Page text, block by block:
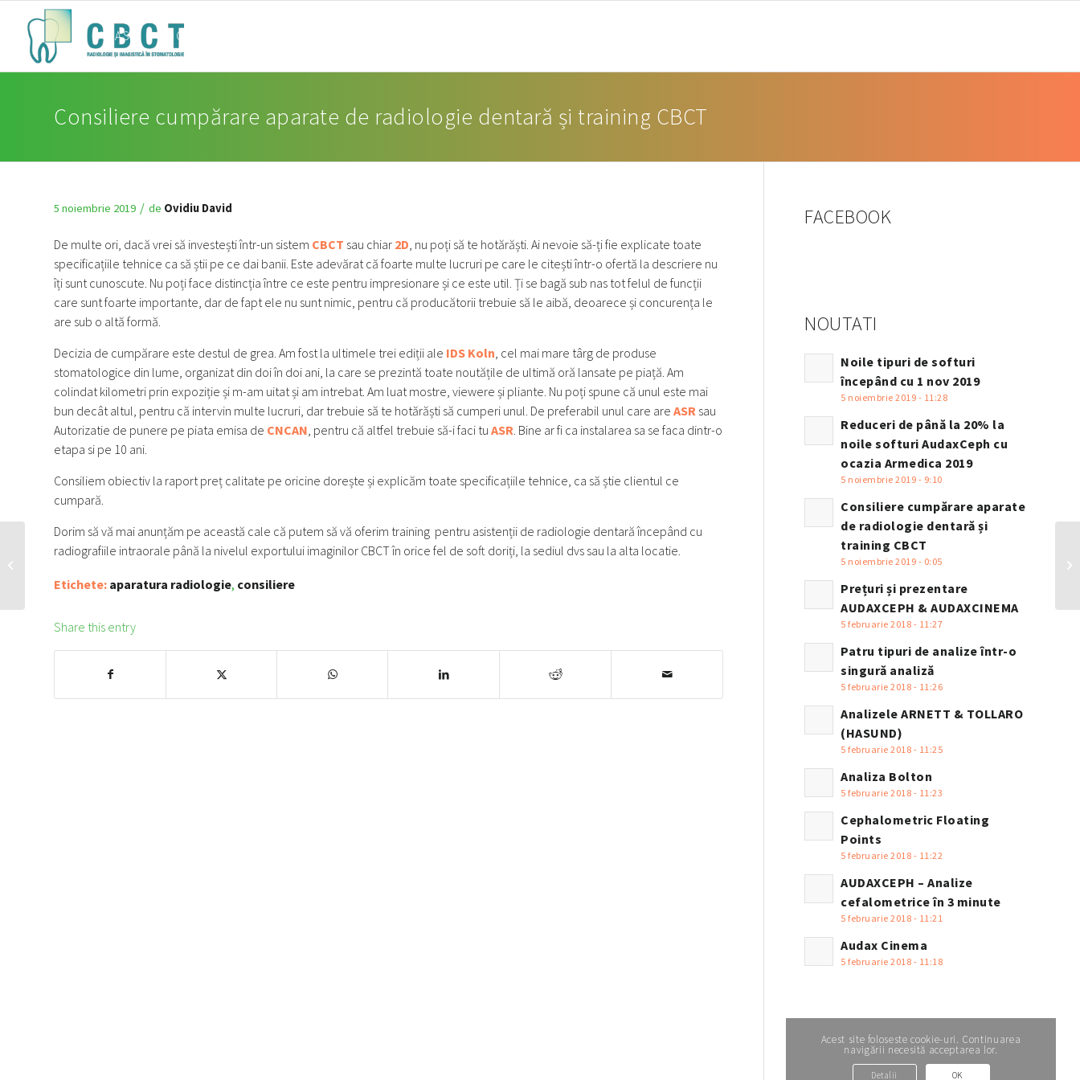
ACASĂ LOCAȚIE IULIUS MALL
Consiliere cumpărare aparate de radiologie dentară și training CBCT
5 noiembrie 2019 / de Ovidiu David
De multe ori, dacă vrei să investești într-un sistem CBCT sau chiar 2D, nu poți să te hotărăști. Ai nevoie să-ți fie explicate toate
specificațiile tehnice ca să știi pe ce dai banii. Este adevărat că foarte multe lucruri pe care le citești într-o ofertă la descriere nu
îți sunt cunoscute. Nu poți face distincția între ce este pentru impresionare și ce este util. Ți se bagă sub nas tot felul de funcții
care sunt foarte importante, dar de fapt ele nu sunt nimic, pentru că producătorii trebuie să le aibă, deoarece și concurența le
are sub o altă formă.
Decizia de cumpărare este destul de grea. Am fost la ultimele trei ediții ale IDS Koln, cel mai mare târg de produse
stomatologice din lume, organizat din doi în doi ani, la care se prezintă toate noutățile de ultimă oră lansate pe piață. Am
colindat kilometri prin expoziție și m-am uitat și am intrebat. Am luat mostre, viewere și pliante. Nu poți spune că unul este mai
bun decât altul, pentru că intervin multe lucruri, dar trebuie să te hotărăști să cumperi unul. De preferabil unul care are ASR sau
Autorizatie de punere pe piata emisa de CNCAN, pentru că altfel trebuie să-i faci tu ASR. Bine ar fi ca instalarea sa se faca dintr-o
etapa si pe 10 ani.
Consiliem obiectiv la raport preț calitate pe oricine dorește și explicăm toate specificațiile tehnice, ca să știe clientul ce
cumpară.
Dorim să vă mai anunțăm pe această cale că putem să vă oferim training pentru asistenții de radiologie dentară începând cu
radiografiile intraorale până la nivelul exportului imaginilor CBCT în orice fel de soft doriți, la sediul dvs sau la alta locatie.
Etichete: aparatura radiologie, consiliere
Share this entry
FACEBOOK
NOUTATI
Noile tipuri de softuri
începând cu 1 nov 2019
5 noiembrie 2019 - 11:28
Reduceri de până la 20% la
noile softuri AudaxCeph cu
ocazia Armedica 2019
5 noiembrie 2019 - 9:10
Consiliere cumpărare aparate
de radiologie dentară și
training CBCT
5 noiembrie 2019 - 0:05
Prețuri și prezentare
AUDAXCEPH & AUDAXCINEMA
5 februarie 2018 - 11:27
Patru tipuri de analize într-o
singură analiză
5 februarie 2018 - 11:26
Analizele ARNETT & TOLLARO
(HASUND)
5 februarie 2018 - 11:25
Analiza Bolton
5 februarie 2018 - 11:23
Cephalometric Floating
Points
5 februarie 2018 - 11:22
AUDAXCEPH – Analize
cefalometrice în 3 minute
5 februarie 2018 - 11:21
Audax Cinema
5 februarie 2018 - 11:18
Prețuri și prezentare AUDAXCEPH &
Acest site foloseste cookie-uri. Continuarea
navigării necesită acceptarea lor.
Detalii OK